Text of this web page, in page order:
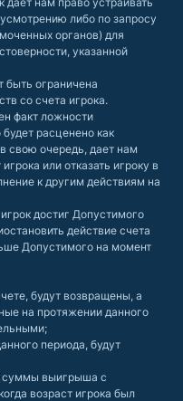
либо по запросу
органов) для
указанной
быть ограничена
со счета игрока.
факт ложности
расценено как
свою очередь, дает нам
или отказать игроку в
к другим действиям на
достиг Допустимого
действие счета
Допустимого на момент
будут возвращены, а
на протяжении данного
периода, будут
суммы выигрыша с
возраст игрока был